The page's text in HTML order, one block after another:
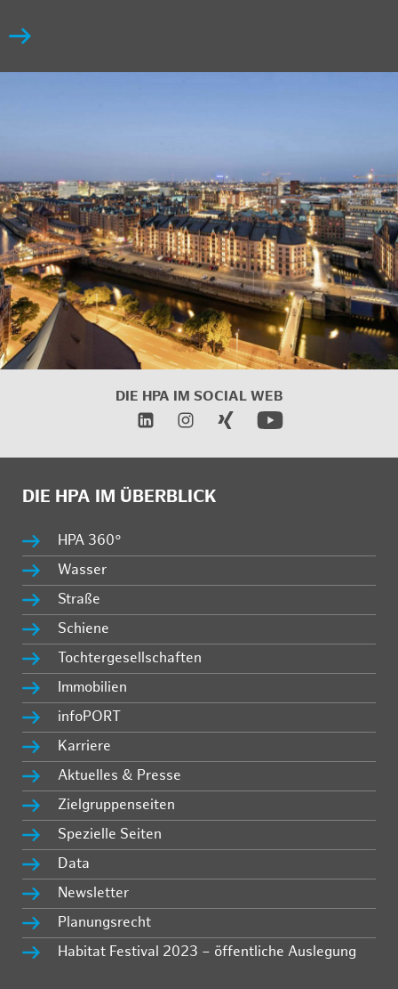
DIE HPA IM SOCIAL WEB
DIE HPA IM ÜBERBLICK
HPA 360°
Wasser
Straße
Schiene
Tochtergesellschaften
Immobilien
infoPORT
Karriere
Aktuelles & Presse
Zielgruppenseiten
Spezielle Seiten
Data
Newsletter
Planungsrecht
Habitat Festival 2023 – öffentliche Auslegung